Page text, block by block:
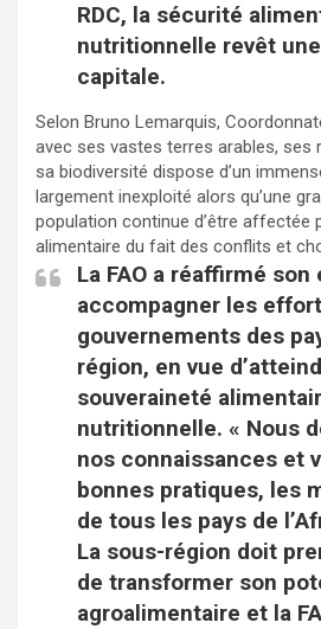
RDC, la sécurité
nutritionnelle revêt
capitale.
Selon Bruno Lemarquis,
avec ses vastes terres arables, ses
sa biodiversité dispose d’un
largement inexploité alors qu’une
population continue d’être affectée
alimentaire du fait des conflits et
La FAO a réaffirmé
accompagner les
gouvernements des
région, en vue
souveraineté
nutritionnelle. « Nous
nos connaissances et
bonnes pratiques, les
de tous les pays de
La sous-région doit
de transformer son
agroalimentaire et la